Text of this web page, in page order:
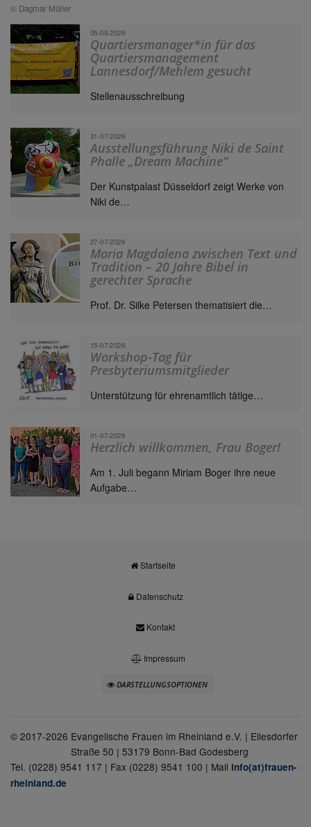
© Dagmar Müller
05-08-2026
Quartiersmanager*in für das
Quartiersmanagement
Lannesdorf/Mehlem gesucht
Stellenausschreibung
31-07-2026
Ausstellungsführung Niki de Saint
Phalle „Dream Machine“
Der Kunstpalast Düsseldorf zeigt Werke von
Niki de…
27-07-2026
Maria Magdalena zwischen Text und
Tradition – 20 Jahre Bibel in
gerechter Sprache
Prof. Dr. Silke Petersen thematisiert die…
15-07-2026
Workshop-Tag für
Presbyteriumsmitglieder
Unterstützung für ehrenamtlich tätige…
01-07-2026
Herzlich willkommen, Frau Boger!
Am 1. Juli begann Miriam Boger ihre neue
Aufgabe…
Startseite
Datenschutz
Kontakt
Impressum
DARSTELLUNGSOPTIONEN
© 2017-2026 Evangelische Frauen im Rheinland e.V. | Ellesdorfer
Straße 50 | 53179 Bonn-Bad Godesberg
Tel. (0228) 9541 117 | Fax (0228) 9541 100 | Mail info(at)frauen-
rheinland.de